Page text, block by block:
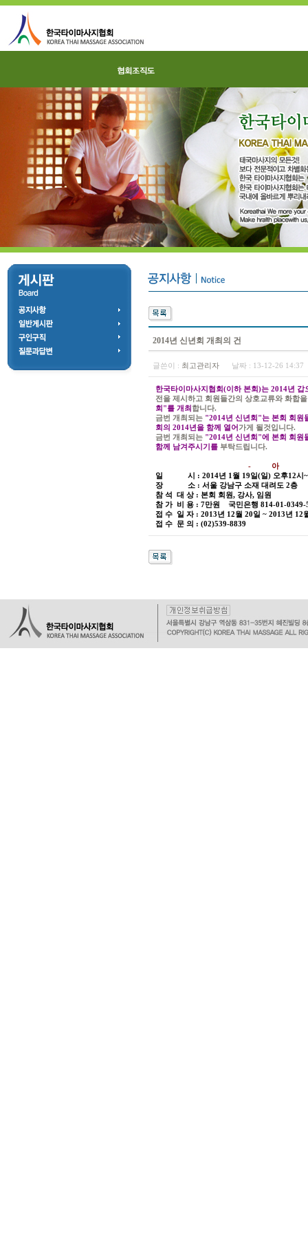
2014년 신년회 개최의 건
글쓴이 : 최고관리자 날짜 : 13-12-26
한국타이마사지협회(이하 본회)는 2014년 갑
전을 제시하고 회원들간의 상호교류와 화합
회"를 개최합니다.
금번 개최되는 "2014년 신년회"는 본회 회원
회의 2014년을 함께 열어가게 될것입니다.
금번 개최되는 "2014년 신년회"에 본회 회원
함께 남겨주시기를 부탁드립니다.
- 아
일 시 : 2014년 1월 19일(일) 오후12시~
장 소 : 서울 강남구 소재 대려도 2층
참 석 대 상 : 본회 회원, 강사, 임원
참 가 비 용 : 7만원 국민은행 814-01-0349-
접 수 일 자 : 2013년 12월 20일 ~ 2013년 12
접 수 문 의 : (02)539-8839